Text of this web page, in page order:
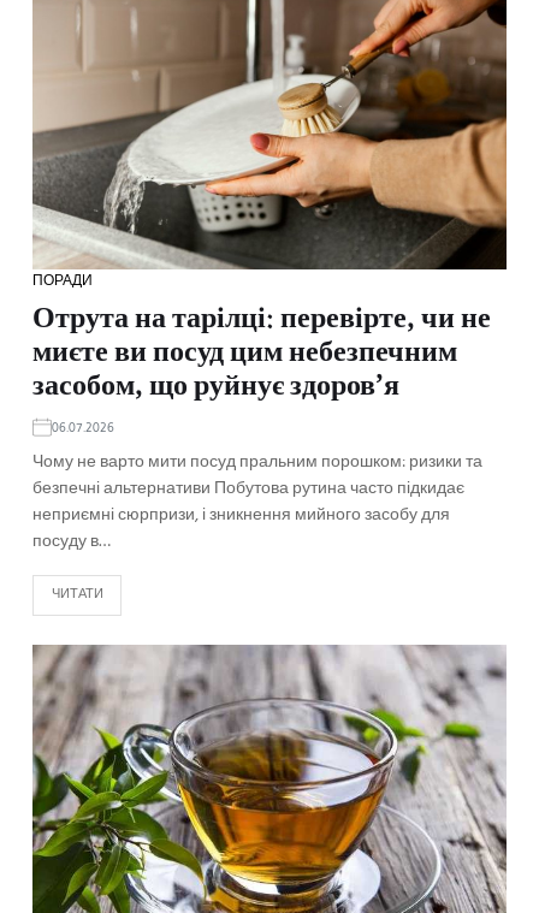
ПОРАДИ
Отрута на тарілці: перевірте, чи не
миєте ви посуд цим небезпечним
засобом, що руйнує здоров’я
06.07.2026
Чому не варто мити посуд пральним порошком: ризики та
безпечні альтернативи Побутова рутина часто підкидає
неприємні сюрпризи, і зникнення мийного засобу для
посуду в…
ЧИТАТИ